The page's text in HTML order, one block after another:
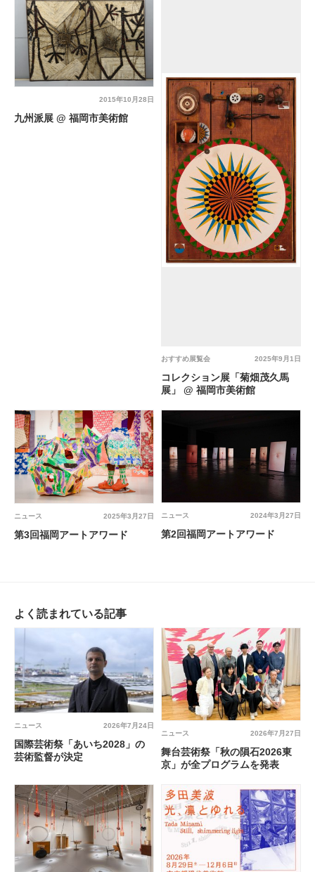
2015年10月28日
九州派展 @ 福岡市美術館
2025年9月1日
おすすめ展覧会
コレクション展「菊畑茂久馬
展」 @ 福岡市美術館
2025年3月27日
ニュース
第3回福岡アートアワード
2024年3月27日
ニュース
第2回福岡アートアワード
よく読まれている記事
2026年7月24日
ニュース
国際芸術祭「あいち2028」の
芸術監督が決定
2026年7月27日
ニュース
舞台芸術祭「秋の隕石2026東
京」が全プログラムを発表